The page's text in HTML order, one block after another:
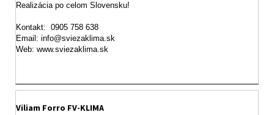
Realizácia po celom Slovensku!
Kontakt:  0905 758 638
Email: info@sviezaklima.sk
Web: www.sviezaklima.sk
Viliam Forro FV-KLIMA